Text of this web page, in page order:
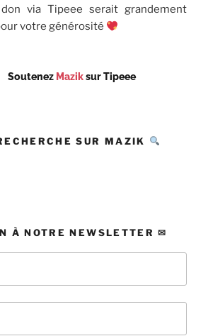
via Tipeee serait grandement
votre générosité
Soutenez Maziksur Tipeee
SUR MAZIK
À NOTRE NEWSLETTER ✉